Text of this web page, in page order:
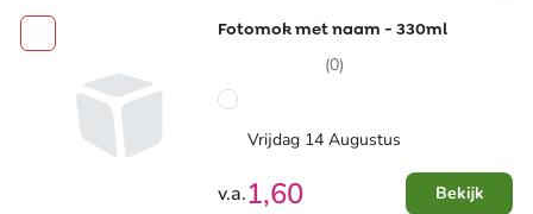
Fotomok met naam - 330ml
(0)
Vrijdag 14 Augustus
v.a.1,60 Bekijk